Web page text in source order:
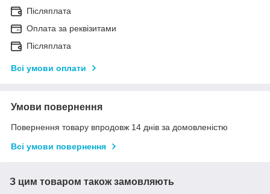
Післяплата
Оплата за реквізитами
Післяплата
Всі умови оплати
Умови повернення
Повернення товару впродовж 14 днів за домовленістю
Всі умови повернення
З цим товаром також замовляють